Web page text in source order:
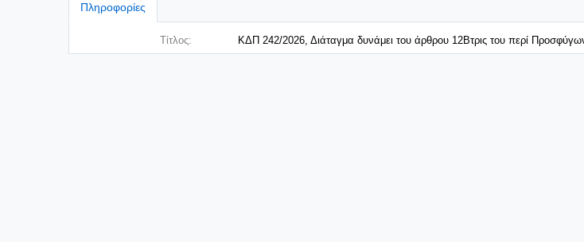
Πληροφορίες
Τίτλος: ΚΔΠ 242/2026, Διάταγμα δυνάμει του άρθρου 12Βτρις του περί